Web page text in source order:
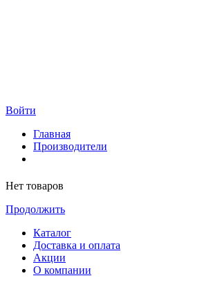
Войти
Главная
Производители
Нет товаров
Продолжить
Каталог
Доставка и оплата
Акции
О компании